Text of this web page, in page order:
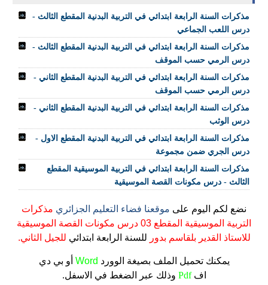
مذكرات السنة الرابعة ابتدائي في التربية البدنية المقطع الثالث -
درس اللعب الجماعي
مذكرات السنة الرابعة ابتدائي في التربية البدنية المقطع الثالث -
درس الرمي حسب الموقف
مذكرات السنة الرابعة ابتدائي في التربية البدنية المقطع الثاني -
درس الرمي حسب الموقف
مذكرات السنة الرابعة ابتدائي في التربية البدنية المقطع الثاني -
درس الوثب
مذكرات السنة الرابعة ابتدائي في التربية البدنية المقطع الاول -
درس الجري ضمن مجموعة
مذكرات السنة الرابعة ابتدائي في التربية الموسيقية المقطع
الثالث - درس مكونات القصة الموسيقية
نضع لكم اليوم على موقعنا فضاء التعليم الجزائري مذكرات
التربية الموسيقية المقطع 03 درس مكونات القصة الموسيقية
للاستاذ القدير بلقاسم بدور للسنة الرابعة ابتدائي للجيل الثاني.
يمكنك تحميل الملف بصيغة الوورد Word أو بي دي
افPdf وذلك عبر الضغط في الاسفل.